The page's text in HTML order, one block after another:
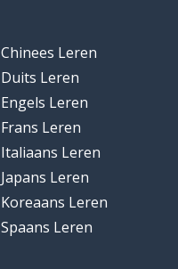
Chinees Leren
Duits Leren
Engels Leren
Frans Leren
Italiaans Leren
Japans Leren
Koreaans Leren
Spaans Leren